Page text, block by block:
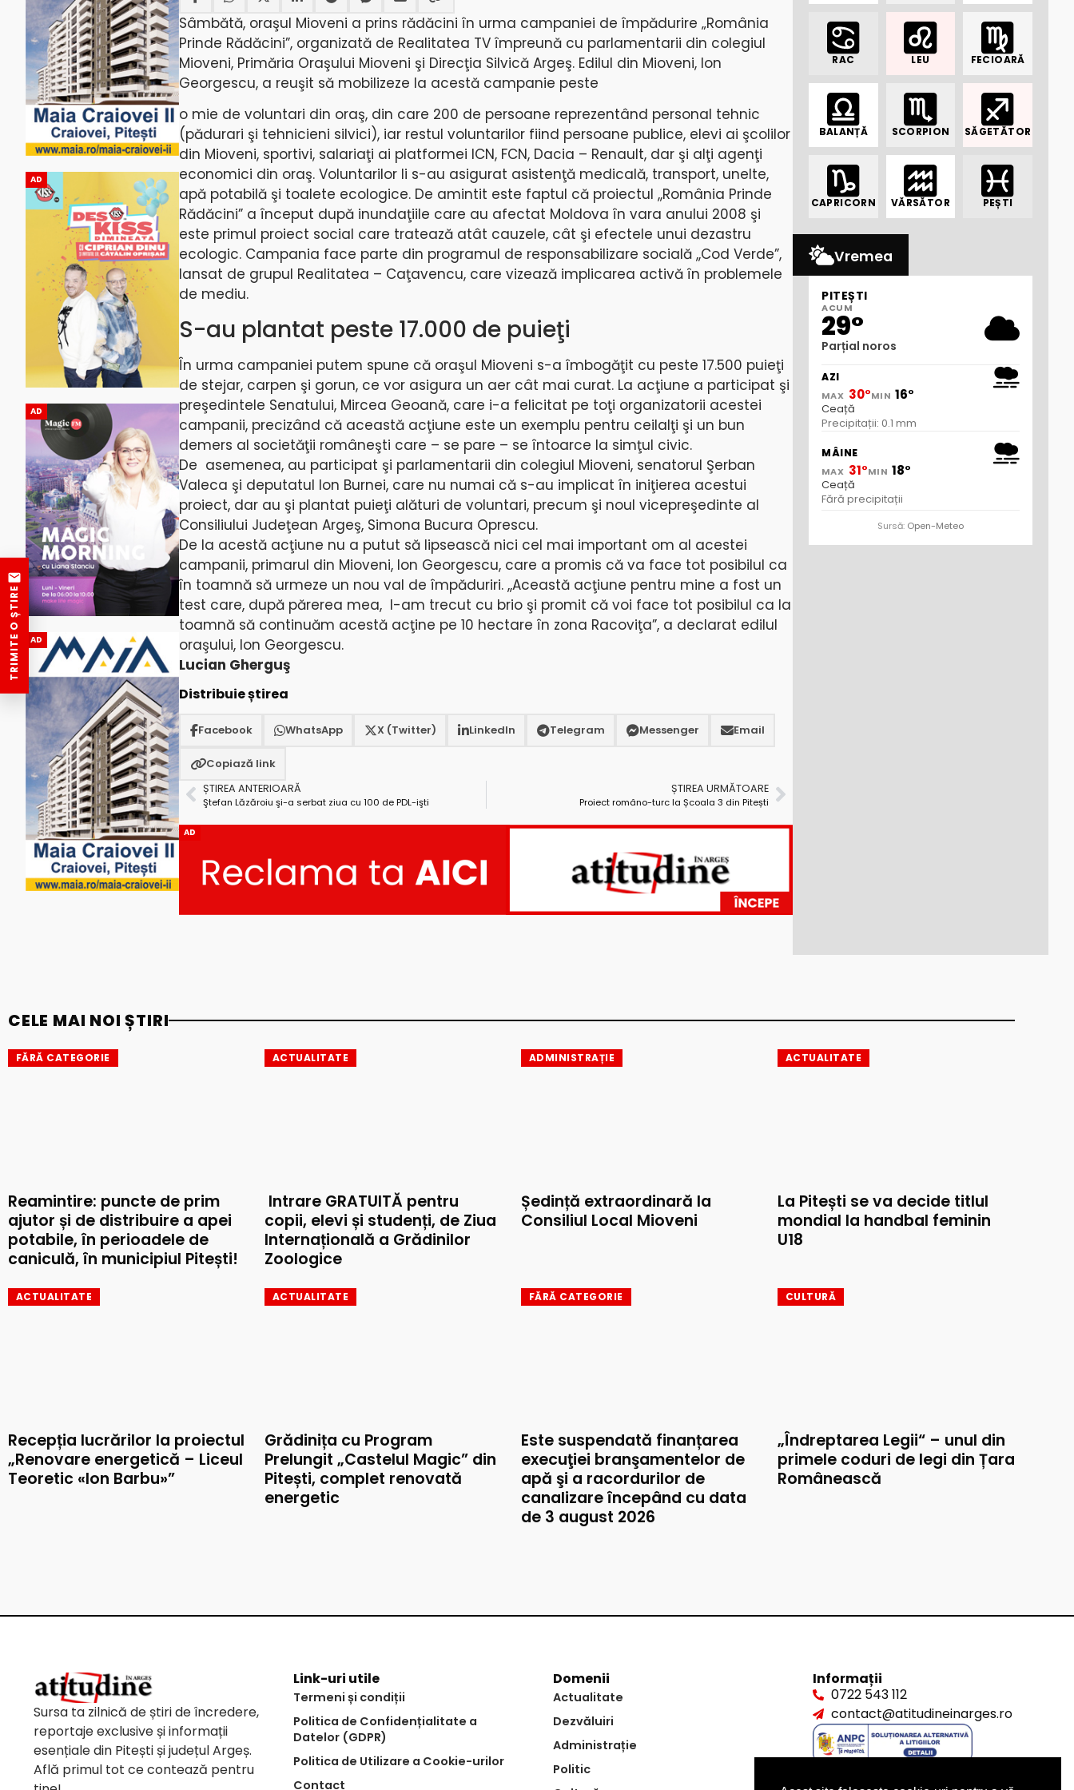
AD
AD
AD
Sâmbătă, oraşul Mioveni a prins rădăcini în urma campaniei de împădurire „România
Prinde Rădăcini”, organizată de Realitatea TV împreună cu parlamentarii din colegiul
Mioveni, Primăria Oraşului Mioveni şi Direcţia Silvică Argeş. Edilul din Mioveni, Ion
Georgescu, a reuşit să mobilizeze la acestă campanie peste
o mie de voluntari din oraş, din care 200 de persoane reprezentând personal tehnic
(pădurari şi tehnicieni silvici), iar restul voluntarilor fiind persoane publice, elevi ai şcolilor
din Mioveni, sportivi, salariaţi ai platformei ICN, FCN, Dacia – Renault, dar şi alţi agenţi
economici din oraş. Voluntarilor li s-au asigurat asistenţă medicală, transport, unelte,
apă potabilă şi toalete ecologice. De amintit este faptul că proiectul ,,România Prinde
Rădăcini” a început după inundaţiile care au afectat Moldova în vara anului 2008 şi
este primul proiect social care tratează atât cauzele, cât şi efectele unui dezastru
ecologic. Campania face parte din programul de responsabilizare socială ,,Cod Verde”,
lansat de grupul Realitatea – Caţavencu, care vizează implicarea activă în problemele
de mediu.
S-au plantat peste 17.000 de puieţi
În urma campaniei putem spune că oraşul Mioveni s-a îmbogăţit cu peste 17.500 puieţi
de stejar, carpen şi gorun, ce vor asigura un aer cât mai curat. La acţiune a participat şi
preşedintele Senatului, Mircea Geoană, care i-a felicitat pe toţi organizatorii acestei
campanii, precizând că această acţiune este un exemplu pentru ceilalţi şi un bun
demers al societăţii româneşti care – se pare – se întoarce la simţul civic.
De asemenea, au participat şi parlamentarii din colegiul Mioveni, senatorul Şerban
Valeca şi deputatul Ion Burnei, care nu numai că s-au implicat în iniţierea acestui
proiect, dar au şi plantat puieţi alături de voluntari, precum şi noul vicepreşedinte al
Consiliului Judeţean Argeş, Simona Bucura Oprescu.
De la acestă acţiune nu a putut să lipsească nici cel mai important om al acestei
campanii, primarul din Mioveni, Ion Georgescu, care a promis că va face tot posibilul ca
în toamnă să urmeze un nou val de împăduriri. ,,Această acţiune pentru mine a fost un
test care, după părerea mea, l-am trecut cu brio şi promit că voi face tot posibilul ca la
toamnă să continuăm acestă acţine pe 10 hectare în zona Racoviţa”, a declarat edilul
oraşului, Ion Georgescu.
Lucian Gherguş
Distribuie știrea
Facebook WhatsApp X (Twitter) LinkedIn Telegram Messenger Email
Copiază link
ȘTIREA ANTERIOARĂ
Ştefan Lăzăroiu şi-a serbat ziua cu 100 de PDL-işti
ȘTIREA URMĂTOARE
Proiect româno-turc la Școala 3 din Pitești
AD
RAC LEU FECIOARĂ
BALANȚĂ SCORPION SĂGETĂTOR
CAPRICORN VĂRSĂTOR PEȘTI
Vremea
PITEȘTI
ACUM
29°
Parțial noros
AZI
MAX 30°MIN 16°
Ceață
Precipitații: 0.1 mm
MÂINE
MAX 31°MIN 18°
Ceață
Fără precipitații
Sursă: Open-Meteo
CELE MAI NOI ȘTIRI
FĂRĂ CATEGORIE
Reamintire: puncte de prim
ajutor și de distribuire a apei
potabile, în perioadele de
caniculă, în municipiul Pitești!
ACTUALITATE
Intrare GRATUITĂ pentru
copii, elevi și studenți, de Ziua
Internațională a Grădinilor
Zoologice
ADMINISTRAȚIE
Ședință extraordinară la
Consiliul Local Mioveni
ACTUALITATE
La Pitești se va decide titlul
mondial la handbal feminin
U18
ACTUALITATE
Recepția lucrărilor la proiectul
„Renovare energetică – Liceul
Teoretic «Ion Barbu»”
ACTUALITATE
Grădinița cu Program
Prelungit „Castelul Magic” din
Pitești, complet renovată
energetic
FĂRĂ CATEGORIE
Este suspendată finanțarea
execuţiei branşamentelor de
apă şi a racordurilor de
canalizare începând cu data
de 3 august 2026
CULTURĂ
„Îndreptarea Legii“ – unul din
primele coduri de legi din Țara
Românească
Sursa ta zilnică de știri de încredere,
reportaje exclusive și informații
esențiale din Pitești și județul Argeș.
Află primul tot ce contează pentru
Link-uri utile
Termeni și condiții
Politica de Confidențialitate a
Datelor (GDPR)
Politica de Utilizare a Cookie-urilor
Contact
Domenii
Actualitate
Dezvăluiri
Administrație
Politic
Informații
0722 543 112
contact@atitudineinarges.ro
TRIMITE O ȘTIRE